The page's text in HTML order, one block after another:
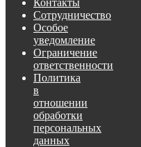
Контакты
Сотрудничество
Особое
уведомление
Ограничение
ответственности
Политика
в
отношении
обработки
персональных
данных